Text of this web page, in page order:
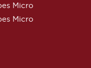
Micro
Micro